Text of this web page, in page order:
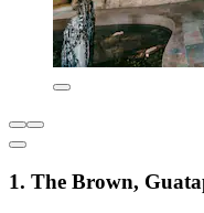
1. The Brown,